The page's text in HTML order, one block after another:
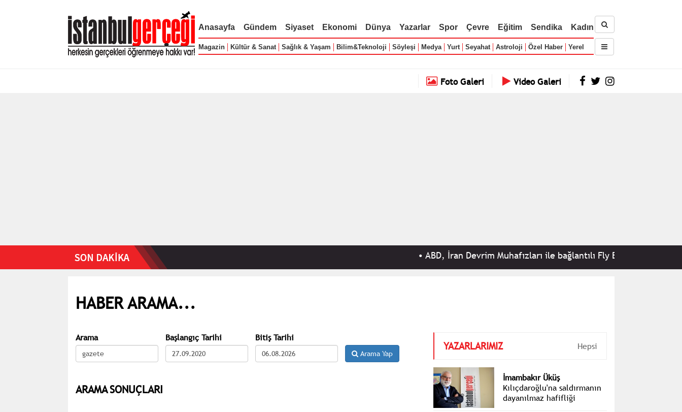
Anasayfa Gündem Siyaset Ekonomi Dünya Yazarlar Spor Çevre Eğitim Sendika Kadın
Magazin Kültür & Sanat Sağlık & Yaşam Bilim&Teknoloji Söyleşi Medya Yurt Seyahat Astroloji Özel Haber Yerel
Foto Galeri Video Galeri
ABD, İran Devrim Muhafızları ile bağlantılı Fly Baghdad ve iki uçağa
HABER ARAMA...
Arama Başlangıç Tarihi Bitiş Tarihi
Arama Yap
ARAMA SONUÇLARI
YAZARLARIMIZ Hepsi
İmambakır Üküş
Kılıçdaroğlu'na saldırmanın
dayanılmaz hafifliği